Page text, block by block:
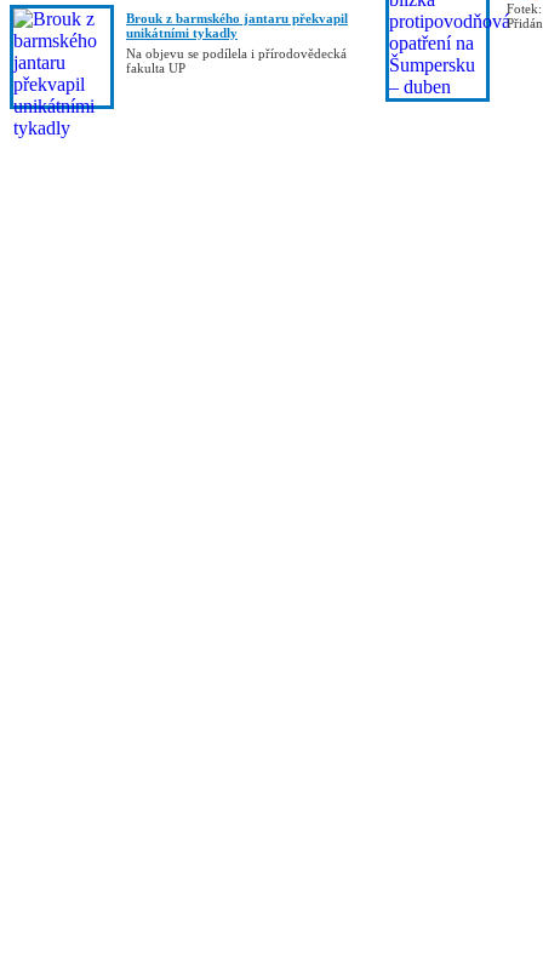
Brouk z barmského jantaru překvapil
unikátními tykadly
Na objevu se podílela i přírodovědecká
fakulta UP